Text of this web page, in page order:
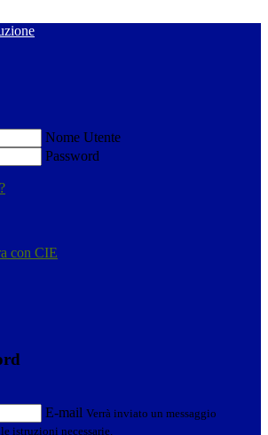
Nome Utente
Password
con CIE
E-mail Verrà inviato un messaggio
istruzioni necessarie.